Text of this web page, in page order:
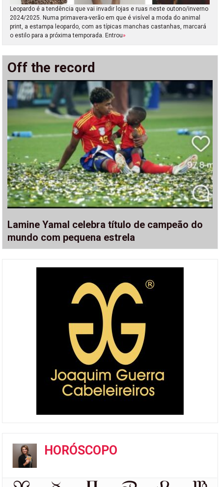
Leopardo é a tendência que vai invadir lojas e ruas neste outono/inverno
2024/2025. Numa primavera-verão em que é visível a moda do animal
print, a estampa leopardo, com as típicas manchas castanhas, marcará
o estilo para a próxima temporada. Entrou»
Off the record
Lamine Yamal celebra título de campeão do
mundo com pequena estrela
HORÓSCOPO